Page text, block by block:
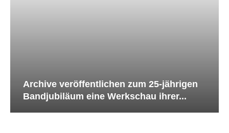
Archive veröffentlichen zum 25-jährigen
Bandjubiläum eine Werkschau ihrer...